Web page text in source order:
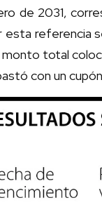
de 2031,
esta referencia
monto total
con un